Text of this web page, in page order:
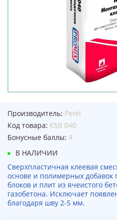
Производитель: Perel
Код товара: КSB 040
Бонусные баллы: 4
В НАЛИЧИИ
Сверхпластичная клеевая
основе и полимерных добавок
блоков и плит из ячеистого
газобетона. Исключает
благодаря шву 2-5 мм.